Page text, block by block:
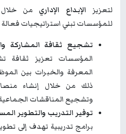
لتعزيز الإبداع الإداريمن خلال
للمؤسسات تبني استراتيجيات
تشجيع ثقافة المشاركة
المؤسسات تعزيز ثقافة
المعرفة والخبرات بين
ذلك من خلال إنشاء
وتشجيع المناقشات
توفير التدريب والتطوير
برامج تدريبية تهدف إلى